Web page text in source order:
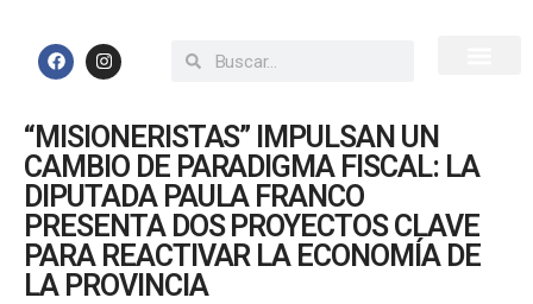
“MISIONERISTAS” IMPULSAN UN
CAMBIO DE PARADIGMA FISCAL: LA
DIPUTADA PAULA FRANCO
PRESENTA DOS PROYECTOS CLAVE
PARA REACTIVAR LA ECONOMÍA DE
LA PROVINCIA